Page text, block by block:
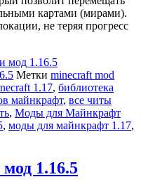
картами (мирами).
не теряя прогресс
мод 1.16.5
Метки minecraft mod
1.17, библиотека
майнкрафт, все читы
, Моды для Майнкрафт
, моды для майнкрафт 1.17,
1.16.5